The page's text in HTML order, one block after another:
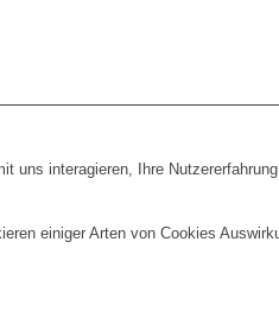
uns interagieren, Ihre
einiger Arten von Cookies